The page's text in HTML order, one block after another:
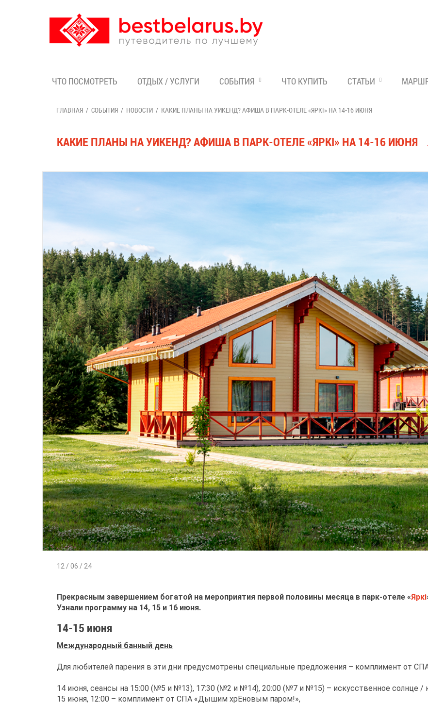
ЧТО ПОСМОТРЕТЬ ОТДЫХ / УСЛУГИ СОБЫТИЯ ЧТО КУПИТЬ СТАТЬИ
ГЛАВНАЯ СОБЫТИЯ НОВОСТИ КАКИЕ ПЛАНЫ НА УИКЕНД? АФИША В ПАРК-ОТЕЛЕ «ЯРКI» НА 14-16 ИЮНЯ
КАКИЕ ПЛАНЫ НА УИКЕНД? АФИША В ПАРК-ОТЕЛЕ «ЯРКI» НА 14-16 ИЮНЯ
12 / 06 / 24
Прекрасным завершением богатой на мероприятия первой половины месяца в парк-отеле «Яркi
Узнали программу на 14, 15 и 16 июня.
14-15 июня
Международный банный день
Для любителей парения в эти дни предусмотрены специальные предложения – комплимент от
14 июня, сеансы на 15:00 (№5 и №13), 17:30 (№2 и №14), 20:00 (№7 и №15) – искусственное солнце /
15 июня, 12:00 – комплимент от СПА «Дышим хрЕновым паром!»,